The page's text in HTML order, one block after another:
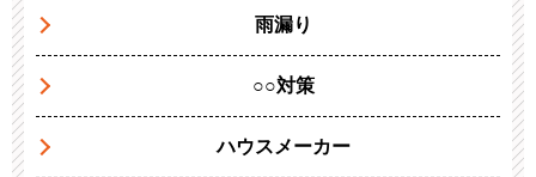
雨漏り
○○対策
ハウスメーカー